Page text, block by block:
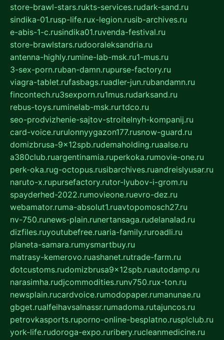
store-brawl-stars.rukts-services.rudark-sand.ru
sindika-01.rusp-life.rux-legion.rusib-archives.ru
e-abis-1-c.rusindika01.ruvenda-festival.ru
store-brawlstars.rudooraleksandria.ru
antenna-highly.rumine-lab-msk.ru1-mus.ru
3-sex-porn.ruban-damn.rupurse-factory.ru
viagra-tablet.rufasbags.ruadler-jun.rubandamn.ru
fincontech.ru3sexporn.ru1mus.rudarksand.ru
rebus-toys.ruminelab-msk.rurtdco.ru
seo-prodvizhenie-sajtov-stroitelnyh-kompanij.ru
card-voice.rurulonnyygazon177.rusnow-guard.ru
domizbrusa-9x12spb.rudemaholding.ruaalse.ru
a380club.ruargentinamia.ruperkoka.rumovie-one.ru
perk-oka.rug-octopus.rusibarchives.ruandreislyusar.ru
naruto-x.rupursefactory.rutor-lyubov-i-grom.ru
spayderhed-2022.rumovieone.ruevro-dez.ru
webamator.ruma-absolut1.ruavtopomosch27.ru
nv-750.runews-plain.runertansaga.rudelanalad.ru
dizfiles.ruyoutubefree.ruaria-family.ruroadli.ru
planeta-samara.rumysmartbuy.ru
matrasy-kemerovo.ruashanet.rutrade-farm.ru
dotcustoms.rudomizbrusa9x12spb.ruautodamp.ru
narasimha.rudjcommodities.runv750.rux-ton.ru
newsplain.rucardvoice.rumodopaper.rumanunae.ru
gbget.rualfeihavsalnassr.rumadoma.rutajuncos.ru
petrovkasports.ruporno-online-besplatno.rusplclub.ru
york-life.rudoroga-expo.ruribery.rucleanmedicine.ru